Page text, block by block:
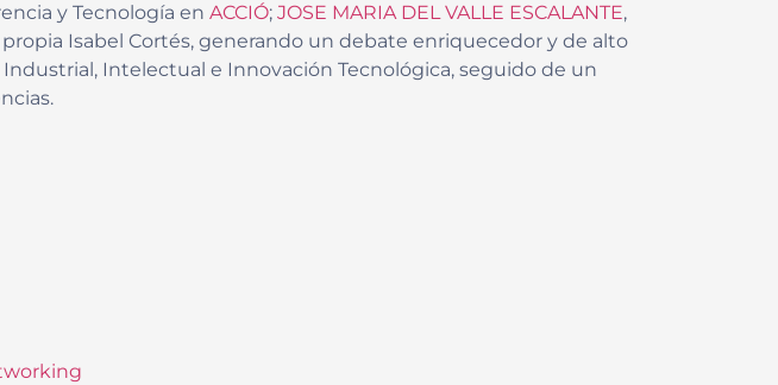
y Tecnología en ACCIÓ; JOSE MARIA DEL VALLE ESCALANTE,
Isabel Cortés, generando un debate enriquecedor y de alto
Intelectual e Innovación Tecnológica, seguido de un